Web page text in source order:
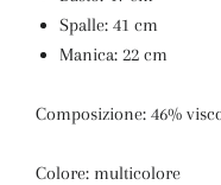
Spalle: 41 cm
Manica: 22 cm
Composizione: 46%
Colore: multicolore